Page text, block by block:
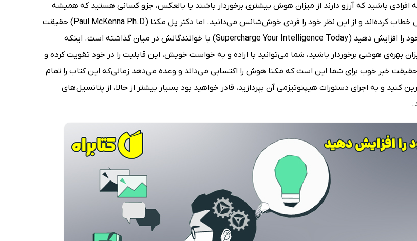
باشید که آرزو دارند از میزان هوش بیشتری برخوردار باشند یا بالعکس، جزو کسانی هستید که همیشه
شما را باهوش یا پرهوش خطاب کرده‌اند و از این نظر خود را فردی خوش‌شانس می‌دانید. اما دکتر پل مکنا (Paul McKenna Ph.D) حقیقت
جالبی را در کتاب هوش خود را افزایش دهید (Supercharge Your Intelligence Today) با خوانندگانش در میان گذاشته است. اینکه
بهره‌ی هوشی برخوردار باشید، شما می‌توانید با اراده و به خواست خویش، این قابلیت را در خود تقویت کرده و
حقیقت خبر خوب برای شما این است که مکنا هوش را اکتسابی می‌داند و وعده می‌دهد زمانی‌که این کتاب را تمام
کنید و به اجرای دستورات هیپنوتیزمی آن بپردازید، قادر خواهید بود بسیار بیشتر از حالا، از پتانسیل‌های